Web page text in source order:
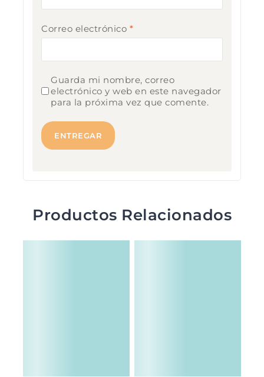
Correo electrónico *
Guarda mi nombre, correo
electrónico y web en este navegador
para la próxima vez que comente.
Productos Relacionados